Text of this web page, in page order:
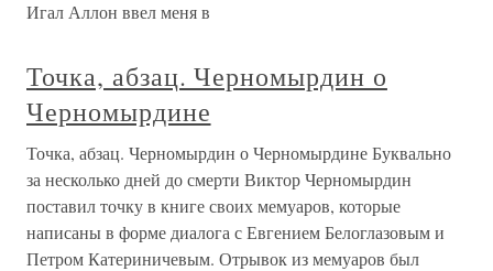
Игал Аллон ввел меня в
Точка, абзац. Черномырдин о
Черномырдине
Точка, абзац. Черномырдин о Черномырдине Буквально
за несколько дней до смерти Виктор Черномырдин
поставил точку в книге своих мемуаров, которые
написаны в форме диалога с Евгением Белоглазовым и
Петром Катериничевым. Отрывок из мемуаров был